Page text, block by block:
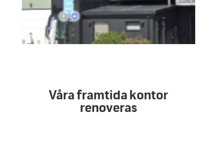
Våra framtida kontor
renoveras